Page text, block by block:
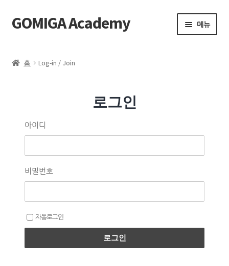
GOMIGA Academy 메뉴
에스테틱
제품 구매
로그인
홈 Log-in / Join
로그인
아이디
비밀번호
자동로그인
로그인